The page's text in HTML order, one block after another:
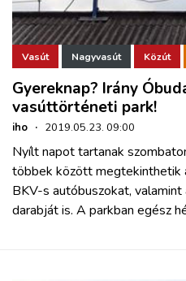
Vasút Nagyvasút Közút
Gyereknap? Irány
vasúttörténeti park!
iho · 2019.05.23. 09:00
Nyílt napot tartanak
többek között megtekinthetik
BKV-s autóbuszokat,
darabját is. A parkban egész